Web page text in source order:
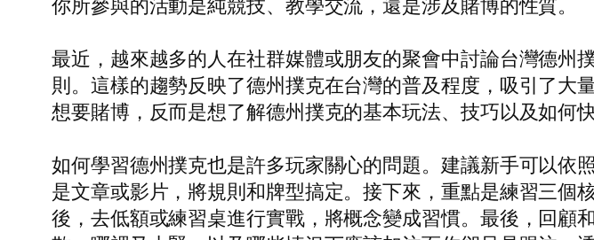
你所參與的活動是純競技、教學交流，還是涉及賭博的性質。
最近，越來越多的人在社群媒體或朋友的聚會中討論台灣德
則。這樣的趨勢反映了德州撲克在台灣的普及程度，吸引了
想要賭博，反而是想了解德州撲克的基本玩法、技巧以及如何
如何學習德州撲克也是許多玩家關心的問題。建議新手可以
是文章或影片，將規則和牌型搞定。接下來，重點是練習三
後，去低額或練習桌進行實戰，將概念變成習慣。最後，回